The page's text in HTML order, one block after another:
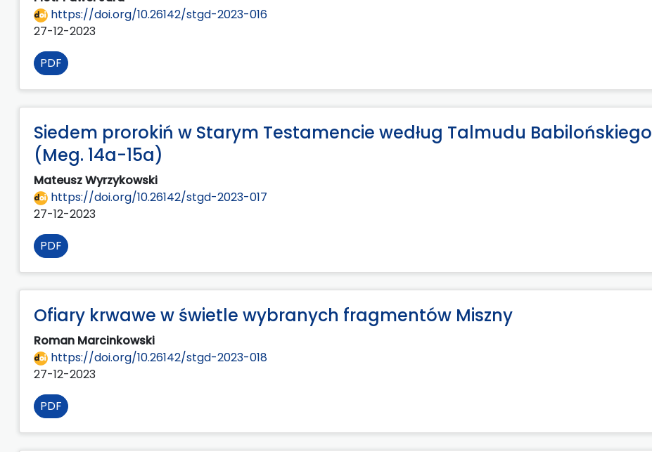
https://doi.org/10.26142/stgd-2023-016
27-12-2023
PDF
Siedem prorokiń w Starym Testamencie według Talmudu Babilońskiego
(Meg. 14a-15a)
Mateusz Wyrzykowski
https://doi.org/10.26142/stgd-2023-017
27-12-2023
PDF
Ofiary krwawe w świetle wybranych fragmentów Miszny
Roman Marcinkowski
https://doi.org/10.26142/stgd-2023-018
27-12-2023
PDF